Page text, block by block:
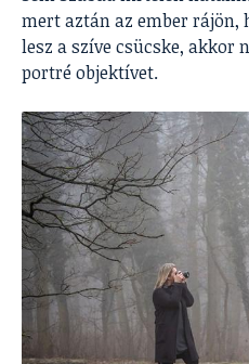
mert aztán az ember rájön,
lesz a szíve csücske,
portré objektívet.